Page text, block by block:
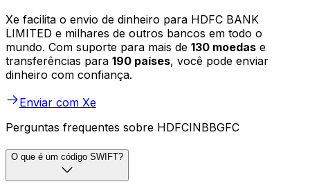
Xe facilita o envio de dinheiro para HDFC BANK
LIMITED e milhares de outros bancos em todo o
mundo. Com suporte para mais de 130 moedas e
transferências para 190 países, você pode enviar
dinheiro com confiança.
Enviar com Xe
Perguntas frequentes sobre HDFCINBBGFC
O que é um código SWIFT?